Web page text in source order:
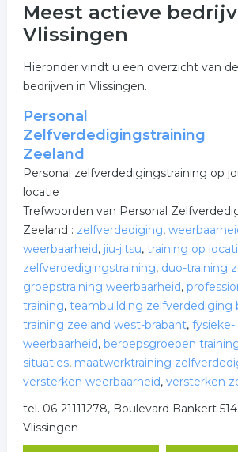
Meest actieve
Vlissingen
Hieronder vindt u een overzicht van
bedrijven in Vlissingen.
Personal
Zelfverdedigingstraining
Zeeland
Personal zelfverdedigingstraining op
locatie
Trefwoorden van Personal
Zeeland : zelfverdediging,
weerbaarheid, jiu-jitsu, training op
zelfverdedigingstraining, duo-training
groeps­training weerbaarheid,
training, teambuilding zelfverdediging
training zeeland west-brabant,
weerbaarheid, beroepsgroepen
situaties, maatwerktraining
versterken weerbaarheid, versterken
tel. 06-21111278, Boulevard Bankert
Vlissingen